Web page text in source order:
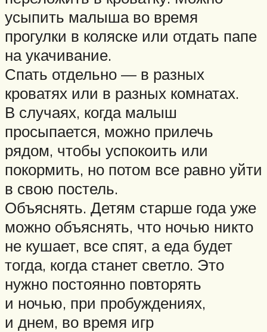
усыпить малыша во время
прогулки в коляске или отдать папе
на укачивание.
Спать отдельно — в разных
кроватях или в разных комнатах.
В случаях, когда малыш
просыпается, можно прилечь
рядом, чтобы успокоить или
покормить, но потом все равно уйти
в свою постель.
Объяснять. Детям старше года уже
можно объяснять, что ночью никто
не кушает, все спят, а еда будет
тогда, когда станет светло. Это
нужно постоянно повторять
и ночью, при пробуждениях,
и днем, во время игр